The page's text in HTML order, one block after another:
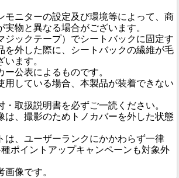
モニターの設定及び環境等によって、商
物と異なる場合がございます。
ジックテープ）でシートバックに固定す
を外した際に、シートバックの繊維が毛
ます。
ー公表によるものです。
用している場合、本製品が装着できない
・取扱説明書を必ずご一読ください。
は、撮影のためトノカバーを外した状態
は、ユーザーランクにかかわらず一律
ポイントアップキャンペーンも対象外
画像です。